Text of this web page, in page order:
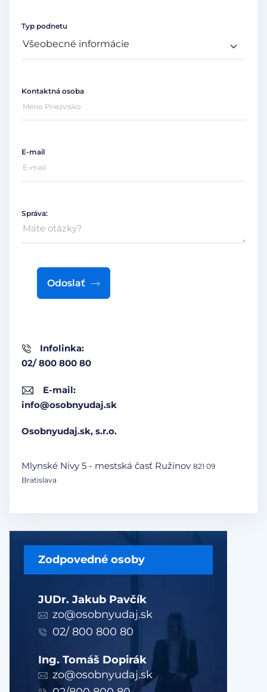
Zodpovedné osoby
JUDr. Jakub Pavčík
zo@osobnyudaj.sk
02/ 800 800 80
Ing. Tomáš Dopirák
zo@osobnyudaj.sk
Infolinka:
02/ 800 800 80
E-mail:
info@osobnyudaj.sk
Osobnyudaj.sk, s.r.o.
Mlynské Nivy 5 - mestská časť Ružinov 821 09
Bratislava
Typ podnetu
Kontaktná osoba
E-mail
Správa:
Odoslať